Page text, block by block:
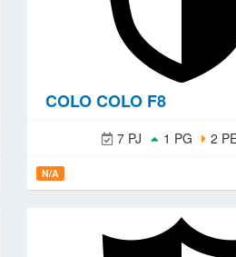
COLO COLO F8
2
1 PG
7 PJ
N/A